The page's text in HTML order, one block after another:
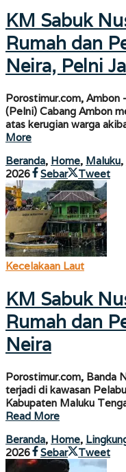
KM Sabuk
Rumah dan
Neira, Pelni
Porostimur.com, Ambon
(Pelni) Cabang Ambon
atas kerugian warga
More
Beranda, Home, Maluku,
2026oleh
porostimur.com
Sebar Tweet
Kecelakaan Laut
KM Sabuk
Rumah dan
Neira
Porostimur.com, Banda
terjadi di kawasan
Kabupaten Maluku
Read More
Beranda, Home,
2026oleh
porostimur.com
Sebar Tweet